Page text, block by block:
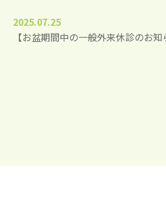
2025.07.25
【お盆期間中の一般外来休診のお知